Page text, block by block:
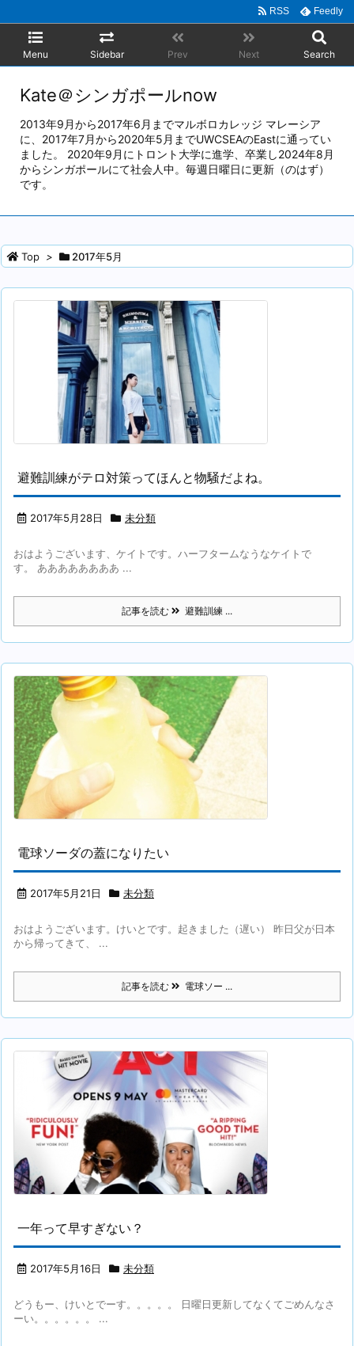
Menu Sidebar Prev Next Search
RSS Feedly
Kate＠シンガポールnow
2013年9月から2017年6月までマルボロカレッジ マレーシア
に、2017年7月から2020年5月までUWCSEAのEastに通ってい
ました。 2020年9月にトロント大学に進学、卒業し2024年8月
からシンガポールにて社会人中。毎週日曜日に更新（のはず）
です。
Top > 2017年5月
避難訓練がテロ対策ってほんと物騒だよね。
2017年5月28日 未分類
おはようございます、ケイトです。ハーフタームなうなケイトで
す。 ああああああああ ...
記事を読む 避難訓練 ...
電球ソーダの蓋になりたい
2017年5月21日 未分類
おはようございます。けいとです。起きました（遅い） 昨日父が日本
から帰ってきて、 ...
記事を読む 電球ソー ...
一年って早すぎない？
2017年5月16日 未分類
どうもー、けいとでーす。。。。。 日曜日更新してなくてごめんなさ
ーい。。。。。。 ...